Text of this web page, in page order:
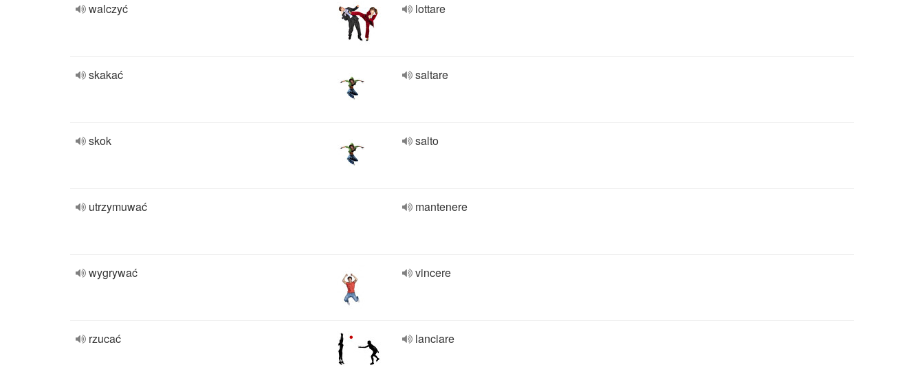
walczyć lottare
skakać saltare
skok salto
utrzymuwać mantenere
wygrywać vincere
rzucać lanciare